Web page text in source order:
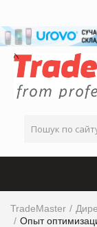
TradeMaster
Опыт